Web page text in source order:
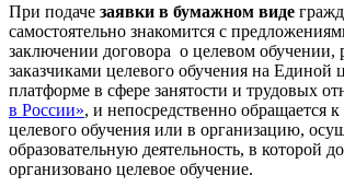
При подаче заявки в бумажном виде
самостоятельно знакомится с
заключении договора о целевом
заказчиками целевого обучения на Единой
платформе в сфере занятости и трудовых
в России», и непосредственно обращается к
целевого обучения или в организацию,
образовательную деятельность, в которой
организовано целевое обучение.